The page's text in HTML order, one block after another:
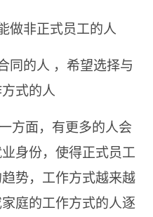
做非正式员工的人
同的人 ，希望选择与
式的人
方面，有更多的人会
身份，使得正式员工
势，工作方式越来越
庭的工作方式的人逐